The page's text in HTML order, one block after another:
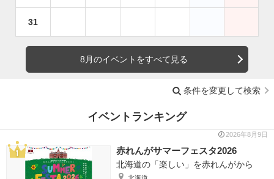
31
8月のイベントをすべて見る
条件を変更して検索
イベントランキング
2026年8月9日
赤れんがサマーフェスタ2026
北海道の「楽しい」を赤れんがから